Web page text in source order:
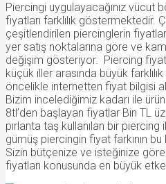
Piercingi uygulayacağınız vücut
fiyatları farklılık göstermektedir.
çeşitlendirilen piercinglerin
yer satış noktalarına göre ve
değişim gösteriyor. Piercing
küçük iller arasında büyük
öncelikle internetten fiyat bilgisi
Bizim incelediğimiz kadarı ile
8tl’den başlayan fiyatlar Bin TL
pırlanta taş kullanılan bir
gümüş piercingin fiyat farkının
Sizin bütçenize ve isteğinize
fiyatları konusunda en büyük